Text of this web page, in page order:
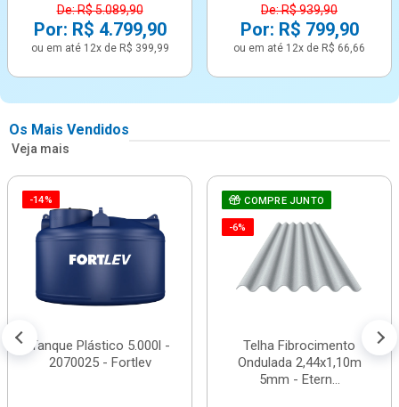
De: R$ 5.089,90
Por: R$ 4.799,90
ou em até 12x de R$ 399,99
De: R$ 939,90
Por: R$ 799,90
ou em até 12x de R$ 66,66
Os Mais Vendidos
Veja mais
-14%
Tanque Plástico 5.000l -
2070025 - Fortlev
COMPRE JUNTO
-6%
Telha Fibrocimento
Ondulada 2,44x1,10m
5mm - Etern...